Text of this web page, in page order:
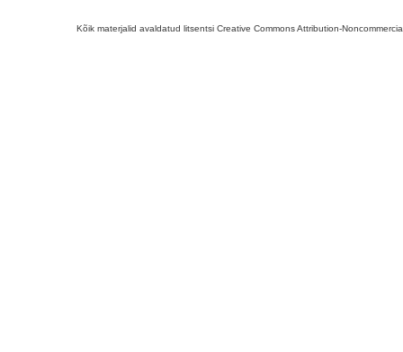
Kõik materjalid avaldatud litsentsi Creative Commons Attribution-